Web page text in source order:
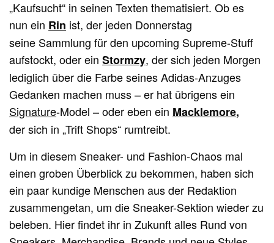
„Kaufsucht“ in seinen Texten thematisiert. Ob es
nun ein Rin ist, der jeden Donnerstag
seine Sammlung für den upcoming Supreme-Stuff
aufstockt, oder einStormzy, der sich jeden Morgen
lediglich über die Farbe seines Adidas-Anzuges
Gedanken machen muss – er hat übrigens ein
Signature-Model – oder eben ein Macklemore,
der sich in „Trift Shops“ rumtreibt.
Um in diesem Sneaker- und Fashion-Chaos mal
einen groben Überblick zu bekommen, haben sich
ein paar kundige Menschen aus der Redaktion
zusammengetan, um die Sneaker-Sektion wieder zu
beleben. Hier findet ihr in Zukunft alles Rund von